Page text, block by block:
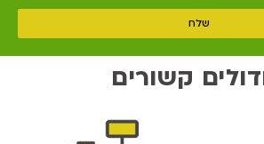
שלח
קשורים